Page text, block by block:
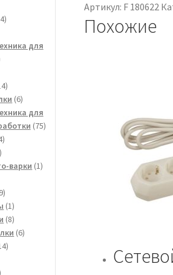
Power+
PF-
Артикул: F 180622
Похожие
384
для
14
товаров
66
товаров
для
7575
34
3
варки 11
99
товаров
11
товар
88
товаров
66
14